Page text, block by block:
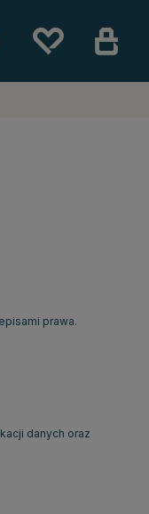
prawa.
danych oraz